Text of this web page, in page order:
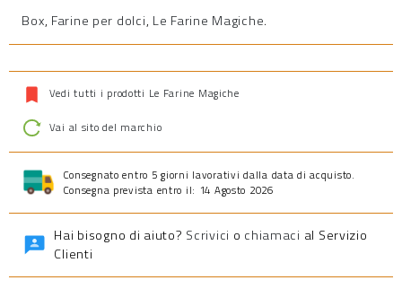
Box, Farine per dolci, Le Farine Magiche.
Vedi tutti i prodotti Le Farine Magiche
Vai al sito del marchio
Consegnato entro 5 giorni lavorativi dalla data di acquisto.
Consegna prevista entro il: 14 Agosto 2026
Hai bisogno di aiuto? Scrivici o chiamaci al Servizio
Clienti